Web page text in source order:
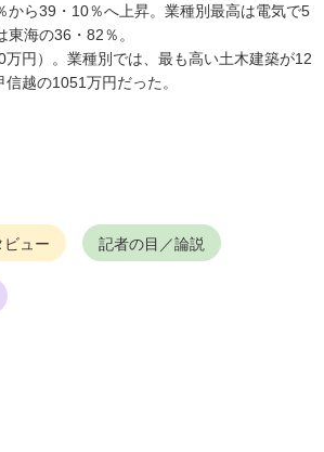
ら39・10％へ上昇。業種別最高は電気で5
海の36・82％。
円）。業種別では、最も高い土木建築が12
越の1051万円だった。
ビュー 記者の目／論説